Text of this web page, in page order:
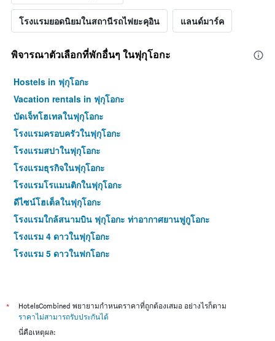
โรงแรมยอดนิยมในสถานีรถไฟยะคุอิน แลนด์มาร์ค
พิจารณาตัวเลือกที่พักอื่นๆ ในฟุกุโอกะ
Hostels in ฟุกุโอกะ
Vacation rentals in ฟุกุโอกะ
บัดเจ็ทโฮเทลในฟุกุโอกะ
โรงแรมครอบครัวในฟุกุโอกะ
โรงแรมสปาในฟุกุโอกะ
โรงแรมธุรกิจในฟุกุโอกะ
โรงแรมโรแมนติกในฟุกุโอกะ
ดีไซน์โฮเต็ลในฟุกุโอกะ
โรงแรมใกล้สนามบิน ฟุกุโอกะ ท่าอากาศยานฟูกูโอกะ
โรงแรม 4 ดาวในฟุกุโอกะ
โรงแรม 5 ดาวในฟุกุโอกะ
*
HotelsCombined พยายามกำหนดราคาที่ถูกต้องเสมอ อย่างไรก็ตาม
ราคาไม่สามารถรับประกันได้
นี่คือเหตุผล: